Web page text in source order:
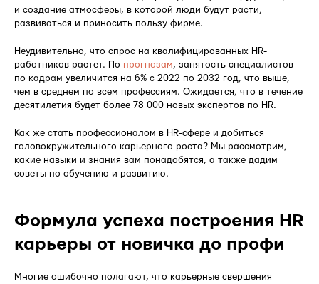
и создание атмосферы, в которой люди будут расти,
развиваться и приносить пользу фирме.
Неудивительно, что спрос на квалифицированных HR-
работников растет. По прогнозам, занятость специалистов
по кадрам увеличится на 6% с 2022 по 2032 год, что выше,
чем в среднем по всем профессиям. Ожидается, что в течение
десятилетия будет более 78 000 новых экспертов по HR.
Как же стать профессионалом в HR-сфере и добиться
головокружительного карьерного роста? Мы рассмотрим,
какие навыки и знания вам понадобятся, а также дадим
советы по обучению и развитию.
Формула успеха построения HR
карьеры от новичка до профи
Многие ошибочно полагают, что карьерные свершения